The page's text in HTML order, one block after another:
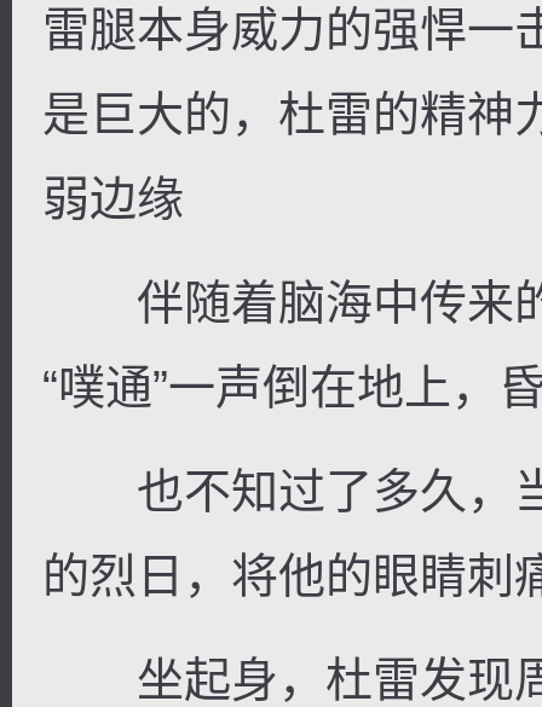
雷腿本身威力的强悍一
是巨大的，杜雷的精神
弱边缘
伴随着脑海中传来
“噗通”一声倒在地上，
也不知过了多久，
的烈日，将他的眼睛刺
坐起身，杜雷发现